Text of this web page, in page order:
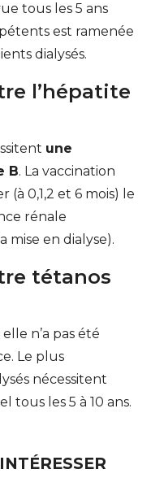
tous les 5 ans
est ramenée
dialysés.
l’hépatite
une
B. La vaccination
(à 0,1,2 et 6 mois) le
rénale
en dialyse).
tétanos
n’a pas été
Le plus
nécessitent
tous les 5 à 10 ans.